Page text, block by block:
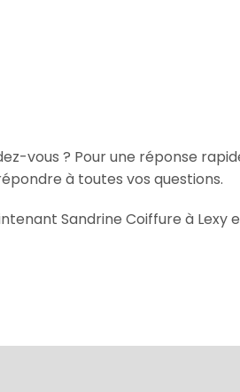
vous ? Pour une réponse
à toutes vos questions.
Sandrine Coiffure à Lexy